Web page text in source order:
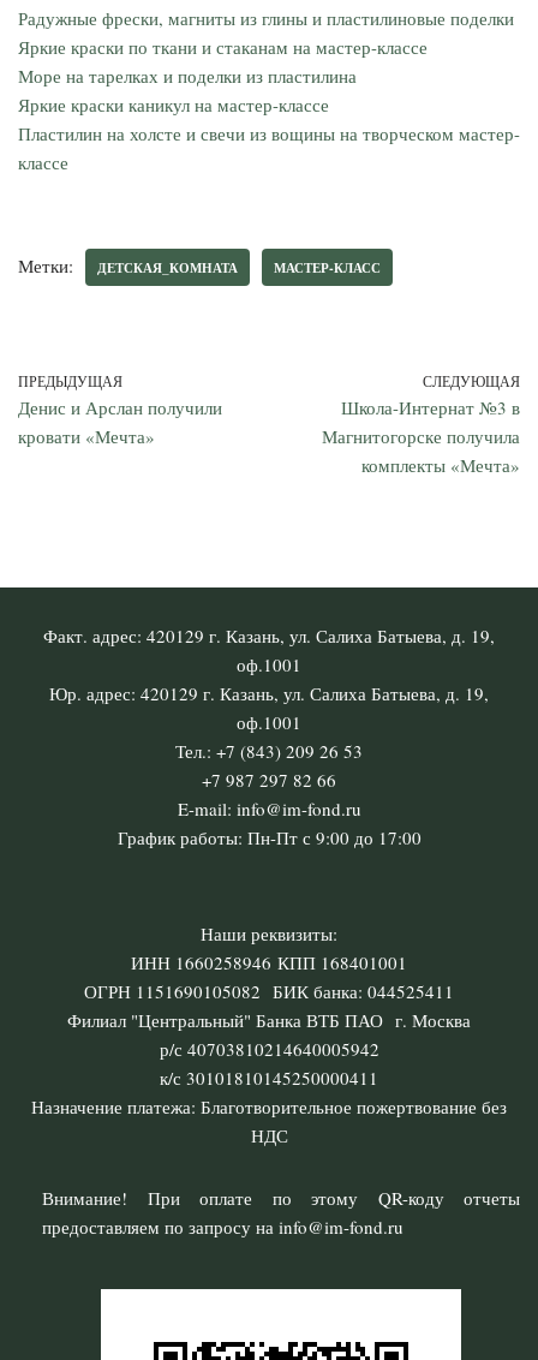
Радужные фрески, магниты из глины и пластилиновые поделки
Яркие краски по ткани и стаканам на мастер-классе
Море на тарелках и поделки из пластилина
Яркие краски каникул на мастер-классе
Пластилин на холсте и свечи из вощины на творческом мастер-
классе
Метки: ДЕТСКАЯ_КОМНАТА МАСТЕР-КЛАСС
ПРЕДЫДУЩАЯ
Денис и Арслан получили
кровати «Мечта»
СЛЕДУЮЩАЯ
Школа-Интернат №3 в
Магнитогорске получила
комплекты «Мечта»
Факт. адрес: 420129 г. Казань, ул. Салиха Батыева, д. 19,
оф.1001
Юр. адрес: 420129 г. Казань, ул. Салиха Батыева, д. 19,
оф.1001
Тел.: +7 (843) 209 26 53
+7 987 297 82 66
E-mail: info@im-fond.ru
График работы: Пн-Пт с 9:00 до 17:00
Наши реквизиты:
ИНН 1660258946 КПП 168401001
ОГРН 1151690105082 БИК банка: 044525411
Филиал "Центральный" Банка ВТБ ПАО г. Москва
р/с 40703810214640005942
к/с 30101810145250000411
Назначение платежа: Благотворительное пожертвование без
НДС
Внимание! При оплате по этому QR-коду отчеты
предоставляем по запросу на info@im-fond.ru